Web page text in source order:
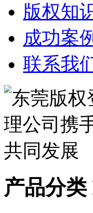
版权知
成功案
联系我
产品分类